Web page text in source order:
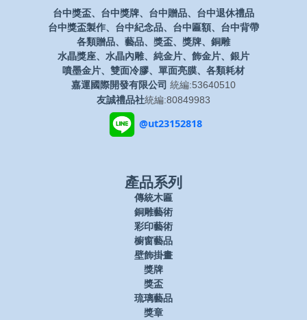
台中獎盃、台中獎牌、台中贈品、台中退休禮品
台中獎盃製作、台中紀念品、台中匾額、台中背帶
各類贈品、藝品、獎盃、獎牌、銅雕
水晶獎座、水晶內雕、純金片、飾金片、銀片
噴墨金片、雙面冷膠、單面亮膜、各類耗材
嘉運國際開發有限公司 統編:53640510
友誠禮品社統編:80849983
@ut23152818
產品系列
傳統木匾
銅雕藝術
彩印藝術
櫥窗藝品
壁飾掛畫
獎牌
獎盃
琉璃藝品
獎章